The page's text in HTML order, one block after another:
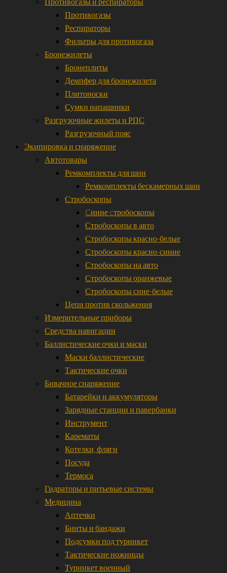
Противогазы
Респираторы
Фильтры для противогаза
Бронежилеты
Бронеплиты
Демпфер для бронежилета
Плитоноски
Сумки напашники
Разгрузочные жилеты и РПС
Разгрузочный пояс
Экипировка и снаряжение
Автотовары
Ремкомплекты для шин
Ремкомплекты бескамерных шин
Стробоскопы
Cиние cтробоскопы
Стробоскопы в авто
Стробоскопы красно-белые
Стробоскопы красно-синие
Стробоскопы на авто
Стробоскопы оранжевые
Стробоскопы сине-белые
Цепи против скольжения
Измерительные приборы
Средства навигации
Баллистические очки и маски
Маски баллистические
Тактические очки
Бивачное снаряжение
Батарейки и аккумуляторы
Зарядные станции и павербанки
Инструмент
Карематы
Котелки, фляги
Посуда
Термоса
Гидраторы и питьевые системы
Медицина
Аптечки
Бинты и бандажи
Подсумки под турникет
Тактические ножницы
Турникет военный